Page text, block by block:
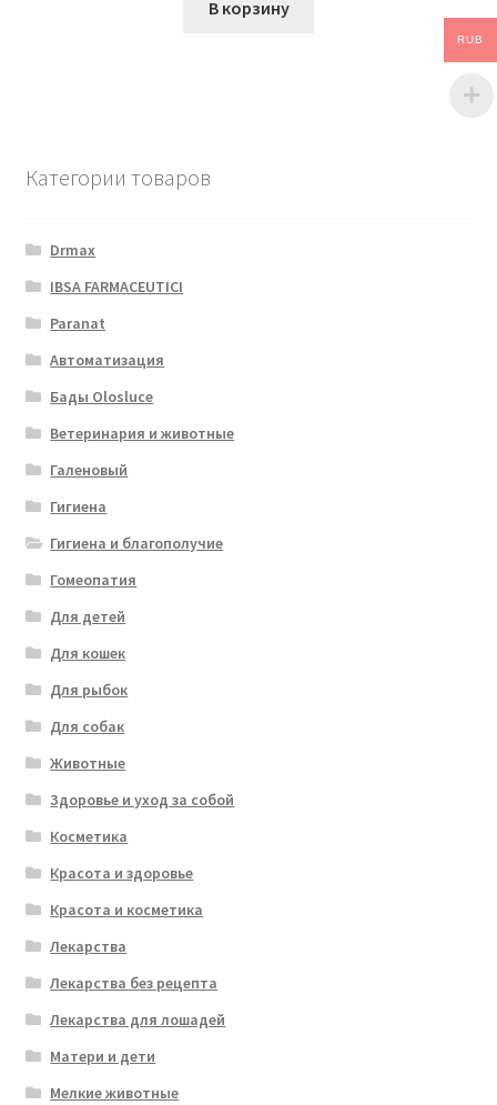
В корзину
Категории товаров
Drmax
IBSA FARMACEUTICI
Paranat
Автоматизация
Бады Olosluce
Ветеринария и животные
Галеновый
Гигиена
Гигиена и благополучие
Гомеопатия
Для детей
Для кошек
Для рыбок
Для собак
Животные
Здоровье и уход за собой
Косметика
Красота и здоровье
Красота и косметика
Лекарства
Лекарства без рецепта
Лекарства для лошадей
Матери и дети
Мелкие животные
RUB